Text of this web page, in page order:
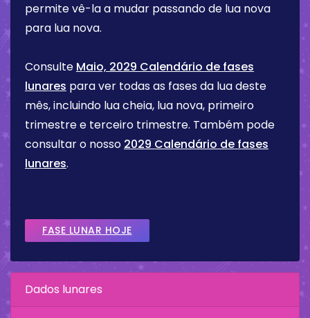
permite vê-la a mudar passando de lua nova
para lua nova.
Consulte Maio, 2029 Calendário de fases
lunares para ver todas as fases da lua deste
mês, incluindo lua cheia, lua nova, primeiro
trimestre e terceiro trimestre. Também pode
consultar o nosso 2029 Calendário de fases
lunares.
FASE LUNAR HOJE
Dados lunares